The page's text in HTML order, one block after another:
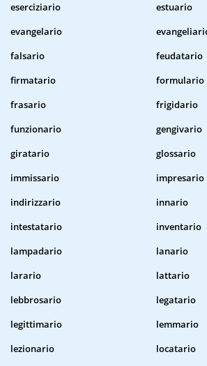
eserciziario
estuario
evangelario
falsario
feudatario
firmatario
formulario
frasario
frigidario
funzionario
gengivario
giratario
glossario
immissario
impresario
indirizzario
innario
intestatario
inventario
lampadario
lanario
larario
lattario
lebbrosario
legatario
legittimario
lemmario
lezionario
locatario